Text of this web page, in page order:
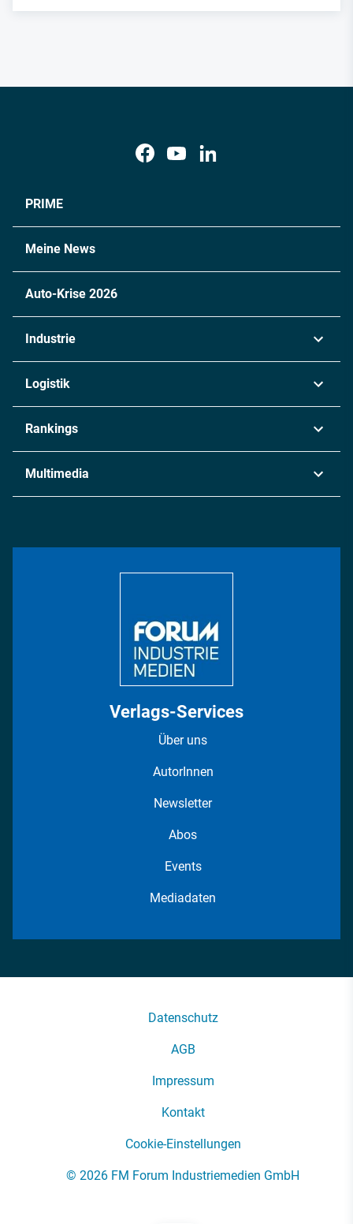
PRIME
Meine News
Auto-Krise 2026
Industrie
Chemie
Metall
Energie
Logistik
Rankings
Multimedia
Verlags-Services
Über uns
AutorInnen
Newsletter
Abos
Events
Mediadaten
Datenschutz
AGB
Impressum
Kontakt
Cookie-Einstellungen
© 2026 FM Forum Industriemedien GmbH